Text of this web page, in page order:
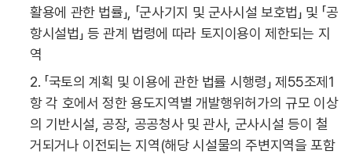
활용에 관한 법률」, 「군사기지 및 군사시설 보호법」 및 「공
항시설법」 등 관계 법령에 따라 토지이용이 제한되는 지
역
2. 「국토의 계획 및 이용에 관한 법률 시행령」 제55조제1
항 각 호에서 정한 용도지역별 개발행위허가의 규모 이상
의 기반시설, 공장, 공공청사 및 관사, 군사시설 등이 철
거되거나 이전되는 지역(해당 시설물의 주변지역을 포함